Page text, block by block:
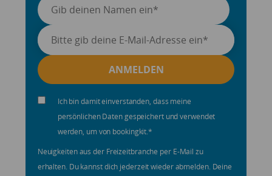
Ich bin damit einverstanden, dass meine
persönlichen Daten gespeichert und verwendet
werden, um von bookingkit.*
Neuigkeiten aus der Freizeitbranche per E-Mail zu
erhalten. Du kannst dich jederzeit wieder abmelden. Deine